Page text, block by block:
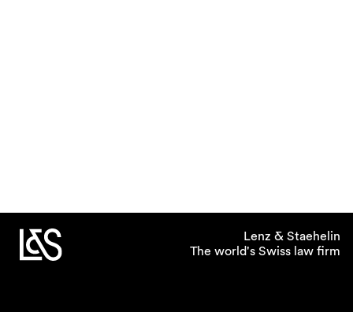
Lenz & Staehelin
The world's Swiss law firm